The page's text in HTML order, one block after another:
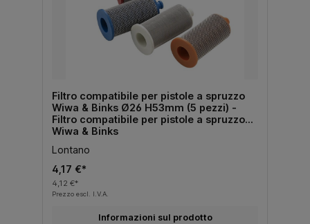
Filtro compatibile per pistole a spruzzo
Wiwa & Binks Ø26 H53mm (5 pezzi) -
Filtro compatibile per pistole a spruzzo
Wiwa & Binks
Lontano
4,17 €*
4,12 €*
Prezzo escl. I.V.A.
Informazioni sul prodotto